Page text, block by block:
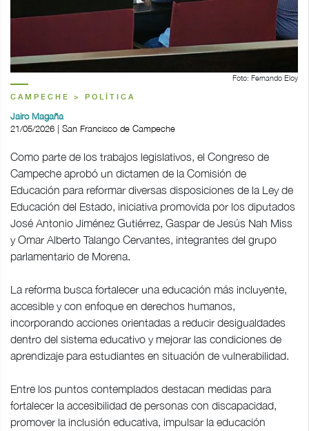
Foto: Fernando Eloy
CAMPECHE > POLÍTICA
Jairo Magaña
21/05/2026 | San Francisco de Campeche
Como parte de los trabajos legislativos, el Congreso de
Campeche aprobó un dictamen de la Comisión de
Educación para reformar diversas disposiciones de la Ley de
Educación del Estado, iniciativa promovida por los diputados
José Antonio Jiménez Gutiérrez, Gaspar de Jesús Nah Miss
y Omar Alberto Talango Cervantes, integrantes del grupo
parlamentario de Morena.
La reforma busca fortalecer una educación más incluyente,
accesible y con enfoque en derechos humanos,
incorporando acciones orientadas a reducir desigualdades
dentro del sistema educativo y mejorar las condiciones de
aprendizaje para estudiantes en situación de vulnerabilidad.
Entre los puntos contemplados destacan medidas para
fortalecer la accesibilidad de personas con discapacidad,
promover la inclusión educativa, impulsar la educación